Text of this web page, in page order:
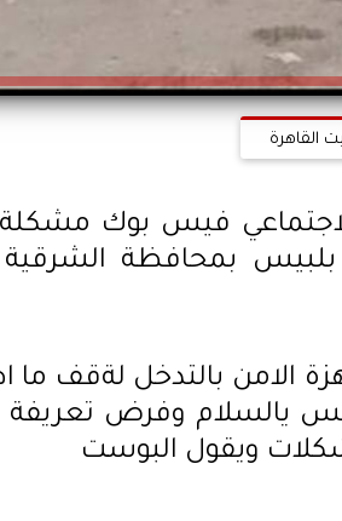
القاهرة
فيس بوك مشكلة
بلبيس بمحافظة
الامن بالتدخل لةقف
يالسلام وفرض تعريفة
ويقول البوست